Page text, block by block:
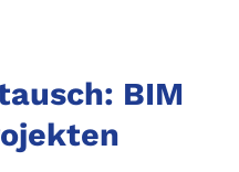
BIM